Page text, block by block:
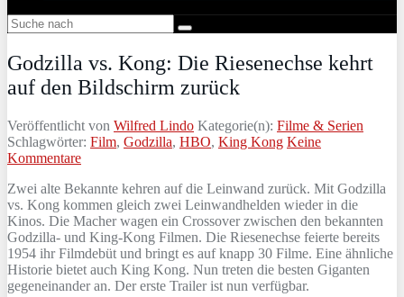
Godzilla vs. Kong: Die Riesenechse kehrt
auf den Bildschirm zurück
Veröffentlicht von Wilfred Lindo Kategorie(n): Filme & Serien
Schlagwörter: Film, Godzilla, HBO, King Kong Keine
Kommentare
Zwei alte Bekannte kehren auf die Leinwand zurück. Mit Godzilla
vs. Kong kommen gleich zwei Leinwandhelden wieder in die
Kinos. Die Macher wagen ein Crossover zwischen den bekannten
Godzilla- und King-Kong Filmen. Die Riesenechse feierte bereits
1954 ihr Filmdebüt und bringt es auf knapp 30 Filme. Eine ähnliche
Historie bietet auch King Kong. Nun treten die besten Giganten
gegeneinander an. Der erste Trailer ist nun verfügbar.